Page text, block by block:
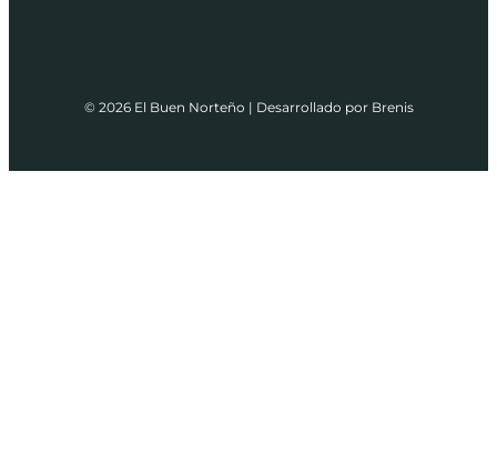
© 2026 El Buen Norteño | Desarrollado por Brenis